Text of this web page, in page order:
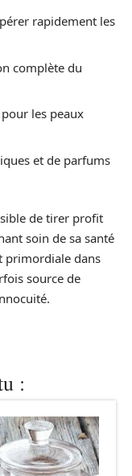
rapidement les
complète du
les peaux
et de parfums
de tirer profit
soin de sa santé
primordiale dans
source de
: